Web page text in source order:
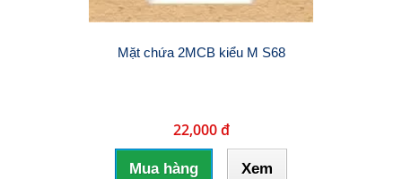
Mặt chứa 2MCB kiểu M S68
22,000 đ
Mua hàng Xem